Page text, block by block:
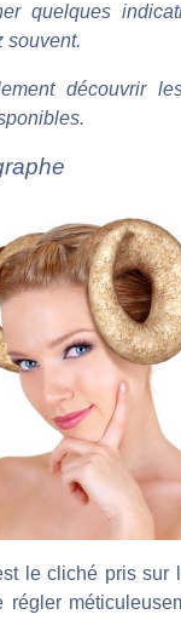
quelques
souvent.
découvrir
le cliché pris sur